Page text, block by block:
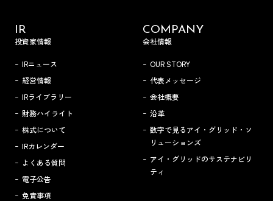
IR
投資家情報
IRニュース
経営情報
IRライブラリー
財務ハイライト
株式について
IRカレンダー
よくある質問
電子公告
免責事項
COMPANY
会社情報
OUR STORY
代表メッセージ
会社概要
沿革
数字で見るアイ・グリッド・ソ
リューションズ
アイ・グリッドのサステナビリ
ティ